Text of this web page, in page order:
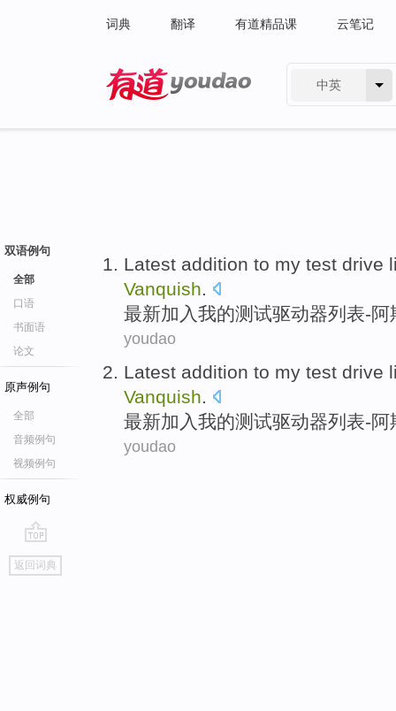
词典 翻译 有道精品课 云笔记
中英
双语例句
全部
口语
书面语
论文
原声例句
全部
音频例句
视频例句
权威例句
go
top
返回词典
Latest addition to my test drive
Vanquish.
最新加入我的测试驱动器列表-阿
youdao
Latest addition to my test drive
Vanquish.
最新加入我的测试驱动器列表-阿
youdao